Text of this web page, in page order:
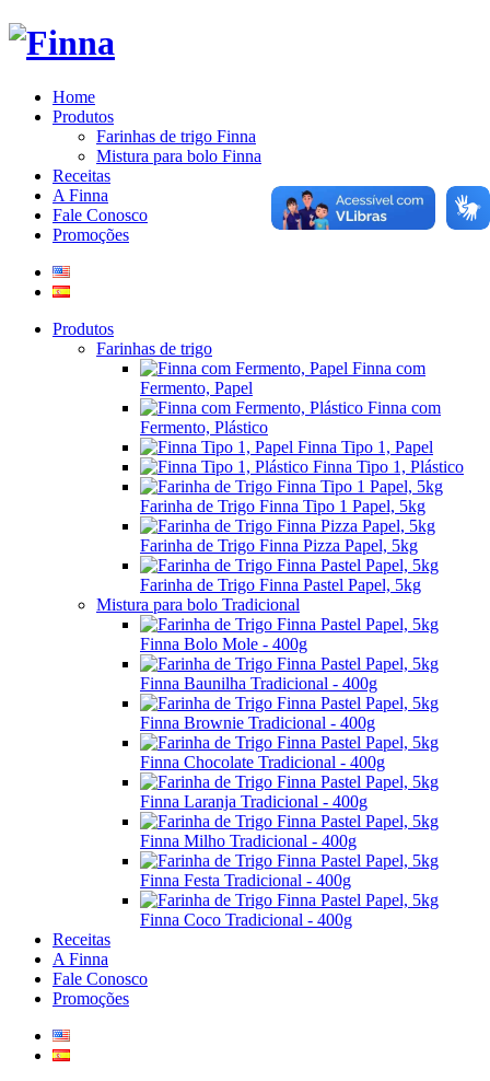
Home
Produtos
Farinhas de trigo Finna
Mistura para bolo Finna
Receitas
A Finna
Fale Conosco
Promoções
Produtos
Farinhas de trigo
Finna com
Fermento, Papel
Finna com
Fermento, Plástico
Finna Tipo 1, Papel
Finna Tipo 1, Plástico
Farinha de Trigo Finna Tipo 1 Papel, 5kg
Farinha de Trigo Finna Pizza Papel, 5kg
Farinha de Trigo Finna Pastel Papel, 5kg
Mistura para bolo Tradicional
Finna Bolo Mole - 400g
Finna Baunilha Tradicional - 400g
Finna Brownie Tradicional - 400g
Finna Chocolate Tradicional - 400g
Finna Laranja Tradicional - 400g
Finna Milho Tradicional - 400g
Finna Festa Tradicional - 400g
Finna Coco Tradicional - 400g
Receitas
A Finna
Fale Conosco
Promoções